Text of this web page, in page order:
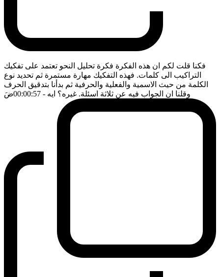
فكنا قلت لكم ان هذه الفكرة فكرة تحليل النحو تعتمد على تفكيك
التراكيب الى كلمات. فهذه التفكيك مهارة مستمرة ثم تحديد نوع
الكلمة من حيث الاسمية والفعلية والحرفية ثم بدأنا بتدقيق الحرف
وقلنا ان الجواب فيه عن ثلاثة اسئلة. غيره؟ ايه - 00:00:57 ضَ